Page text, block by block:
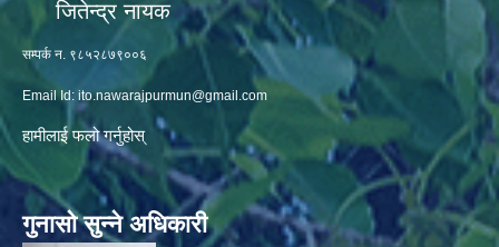
जितेन्द्र नायक
सम्पर्क न. ९८५२८७९००६
Email Id: ito.nawarajpurmun@gmail.com
हामीलाई फलो गर्नुहोस्
गुनासो सुन्ने अधिकारी